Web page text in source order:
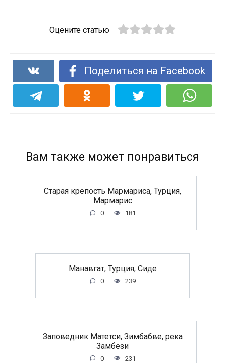
Оцените статью
Поделиться на Facebook
Вам также может понравиться
Старая крепость Мармариса, Турция,
Мармарис
0 181
Манавгат, Турция, Сиде
0 239
Заповедник Матетси, Зимбабве, река
Замбези
0 231